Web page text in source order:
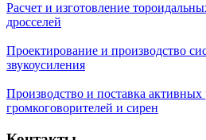
Расчет и изготовление
дросселей
Проектирование и производство
звукоусиления
Производство и поставка
громкоговорителей и сирен